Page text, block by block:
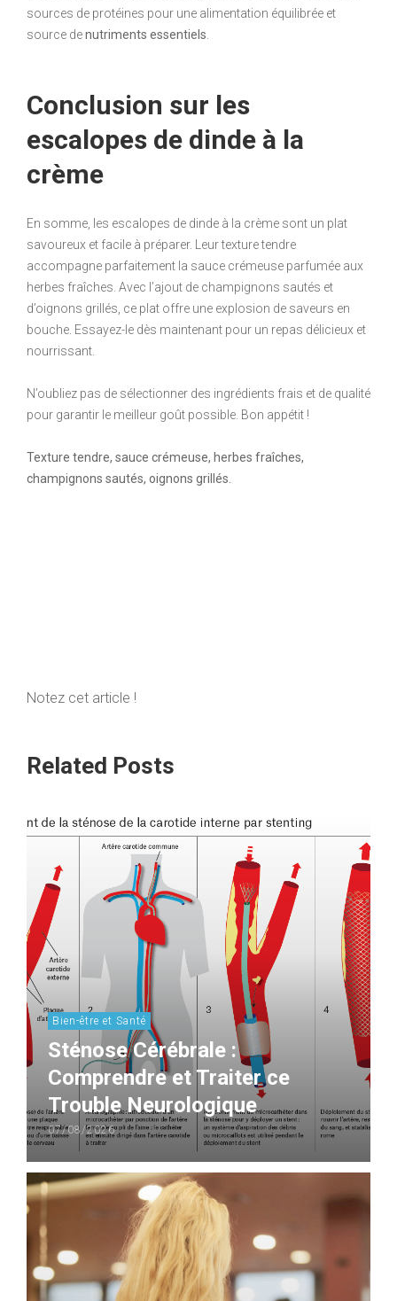
sources de protéines pour une alimentation équilibrée et
source denutriments essentiels
Conclusion sur les
escalopes de dinde à la
crème
En somme, les escalopes de dinde à la crème sont un plat
savoureux et facile à préparer. Leur texture tendre
accompagne parfaitement la sauce crémeuse parfumée aux
herbes fraîches. Avec l’ajout de champignons sautés et
d’oignons grillés, ce plat offre une explosion de saveurs en
bouche. Essayez-le dès maintenant pour un repas délicieux et
nourrissant.
N’oubliez pas de sélectionner des ingrédients frais et de qualité
pour garantir le meilleur goût possible. Bon appétit !
Texture tendre, sauce crémeuse, herbes fraîches,
champignons sautés, oignons grillés.
Notez cet article !
Related Posts
Bien-être et Santé
Sténose Cérébrale :
Comprendre et Traiter ce
Trouble Neurologique
07/08/2026